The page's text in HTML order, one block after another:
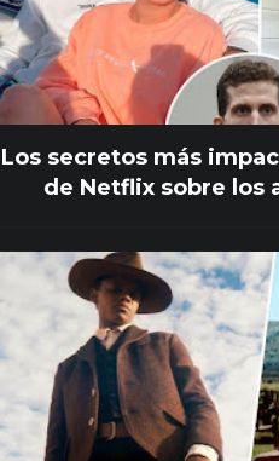
Los secretos más
de Netflix sobre los